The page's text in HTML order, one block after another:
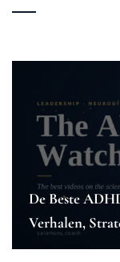
De Beste
Verhalen,